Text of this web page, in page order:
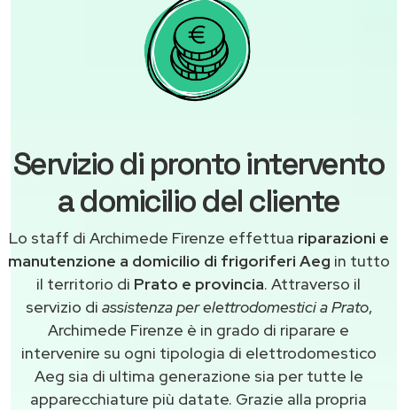
Servizio di pronto intervento
a domicilio del cliente
Lo staff di Archimede Firenze effettua riparazioni e
manutenzione a domicilio di frigoriferi Aeg in tutto
il territorio di Prato e provincia. Attraverso il
servizio di assistenza per elettrodomestici a Prato,
Archimede Firenze è in grado di riparare e
intervenire su ogni tipologia di elettrodomestico
Aeg sia di ultima generazione sia per tutte le
apparecchiature più datate. Grazie alla propria